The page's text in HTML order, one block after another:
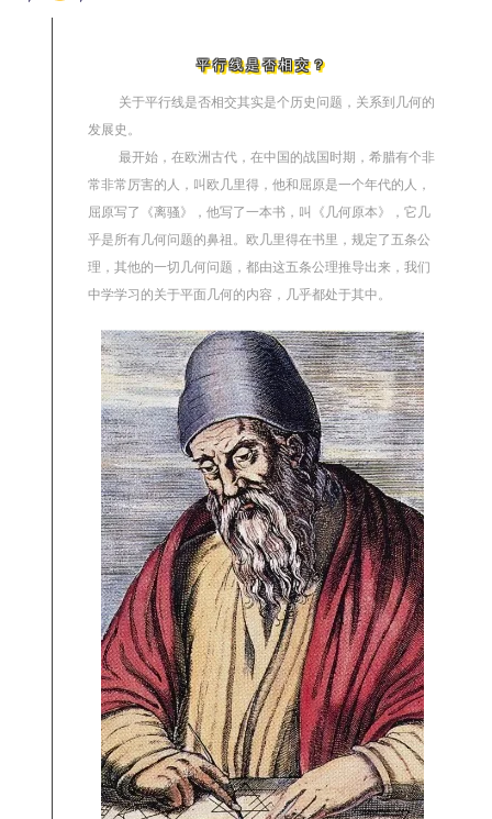
平行线是否相交？
关于平行线是否相交其实是个历史问题，关系到几何的
发展史。
最开始，在欧洲古代，在中国的战国时期，希腊有个非
常非常厉害的人，叫欧几里得，他和屈原是一个年代的人，
屈原写了《离骚》，他写了一本书，叫《几何原本》，它几
乎是所有几何问题的鼻祖。欧几里得在书里，规定了五条公
理，其他的一切几何问题，都由这五条公理推导出来，我们
中学学习的关于平面几何的内容，几乎都处于其中。